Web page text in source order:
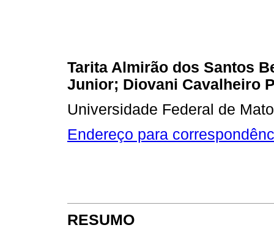
Tarita Almirão dos Santos
Junior; Diovani Cavalheiro
Universidade Federal de
Endereço para
RESUMO